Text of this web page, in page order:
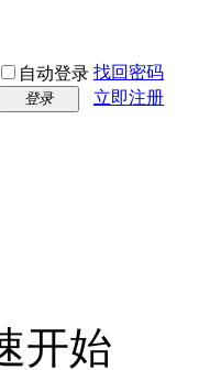
自动登录 找回密码
登录 立即注册
开始